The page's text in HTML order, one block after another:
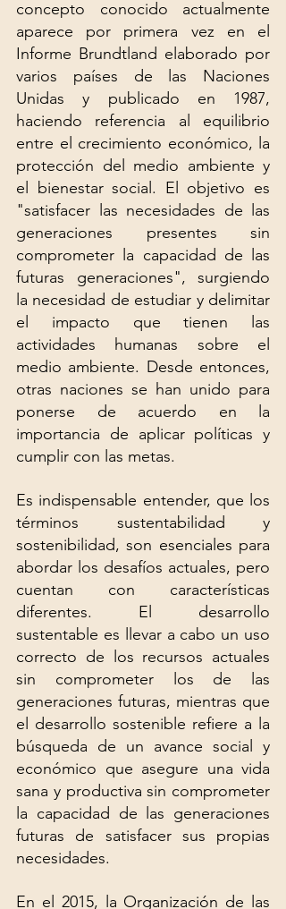
concepto conocido actualmente
aparece por primera vez en el
Informe Brundtland elaborado por
varios países de las Naciones
Unidas y publicado en 1987,
haciendo referencia al equilibrio
entre el crecimiento económico, la
protección del medio ambiente y
el bienestar social. El objetivo es
"satisfacer las necesidades de las
generaciones presentes sin
comprometer la capacidad de las
futuras generaciones", surgiendo
la necesidad de estudiar y delimitar
el impacto que tienen las
actividades humanas sobre el
medio ambiente. Desde entonces,
otras naciones se han unido para
ponerse de acuerdo en la
importancia de aplicar políticas y
cumplir con las metas.
Es indispensable entender, que los
términos sustentabilidad y
sostenibilidad, son esenciales para
abordar los desafíos actuales, pero
cuentan con características
diferentes. El desarrollo
sustentable es llevar a cabo un uso
correcto de los recursos actuales
sin comprometer los de las
generaciones futuras, mientras que
el desarrollo sostenible refiere a la
búsqueda de un avance social y
económico que asegure una vida
sana y productiva sin comprometer
la capacidad de las generaciones
futuras de satisfacer sus propias
necesidades.
En el 2015, la Organización de las